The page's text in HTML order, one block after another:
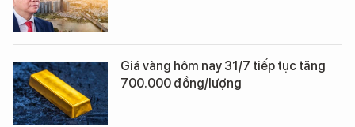
Giá vàng hôm nay 31/7 tiếp tục tăng
700.000 đồng/lượng